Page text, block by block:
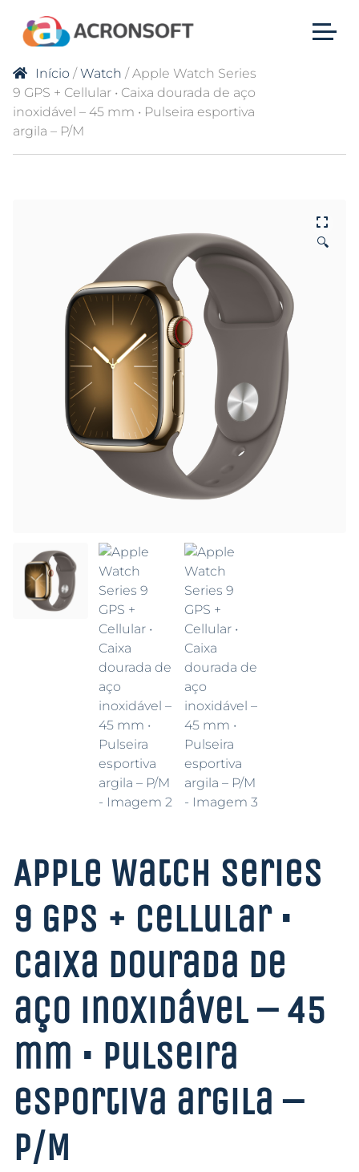
Início /Watch / Apple Watch Series
9 GPS + Cellular • Caixa dourada de aço
inoxidável – 45 mm • Pulseira esportiva
argila – P/M
🔍
Apple Watch Series
9 GPS + Cellular •
Caixa dourada de
aço inoxidável – 45
mm • Pulseira
esportiva argila –
P/M